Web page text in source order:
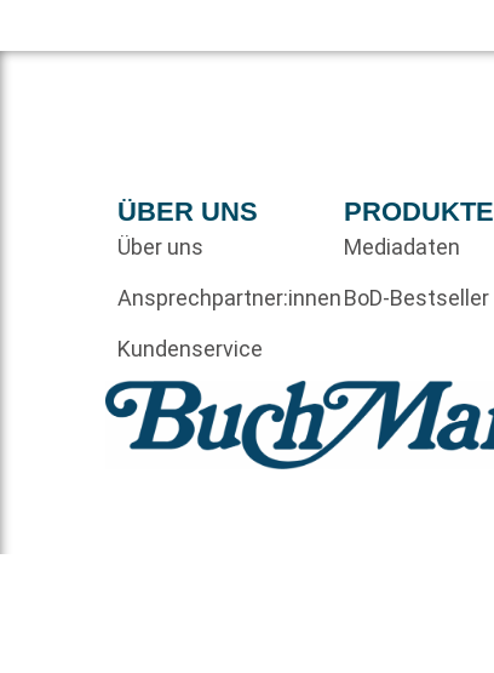
ÜBER UNS
Über uns
Ansprechpartner:innen
Kundenservice
PRODUKTE
Mediadaten
BoD-Bestseller